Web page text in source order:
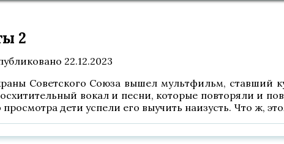
2
22.12.2023
Советского Союза вышел мультфильм,
вокал и песни, которые повторяли и
просмотра дети успели его выучить наизусть. Что ж,